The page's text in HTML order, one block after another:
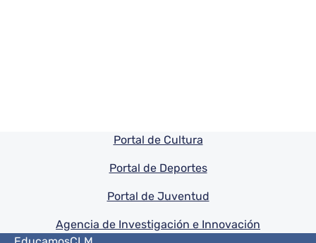
Pie de pagina información
Portal de Cultura
Portal de Deportes
Portal de Juventud
Agencia de Investigación e Innovación